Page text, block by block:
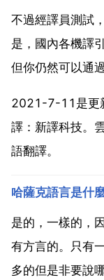
不過經譯員測試
是，國內各機譯
但你仍然可以通
2021-7-11是更
譯：新譯科技。
語翻譯。
哈薩克語言是什
是的，一樣的，
有方言的。只有
多的但是非要說